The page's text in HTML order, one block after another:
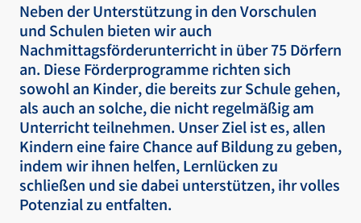
Neben der Unterstützung in den Vorschulen
und Schulen bieten wir auch
Nachmittagsförderunterricht in über 75 Dörfern
an. Diese Förderprogramme richten sich
sowohl an Kinder, die bereits zur Schule gehen,
als auch an solche, die nicht regelmäßig am
Unterricht teilnehmen. Unser Ziel ist es, allen
Kindern eine faire Chance auf Bildung zu geben,
indem wir ihnen helfen, Lernlücken zu
schließen und sie dabei unterstützen, ihr volles
Potenzial zu entfalten.